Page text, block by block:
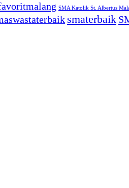
SMA Katolik St. Albertus
smaterbaik